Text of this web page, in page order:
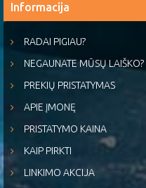
Informacija
RADAI PIGIAU?
NEGAUNATE MŪSŲ LAIŠKO?
PREKIŲ PRISTATYMAS
APIE ĮMONĘ
PRISTATYMO KAINA
KAIP PIRKTI
LINKIMO AKCIJA